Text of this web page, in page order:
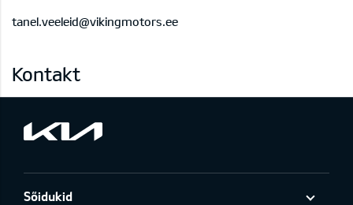
tanel.veeleid@vikingmotors.ee
Kontakt
Sõidukid